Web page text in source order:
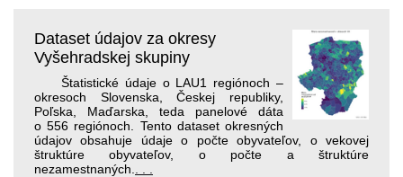
Dataset údajov za okresy
Vyšehradskej skupiny
Štatistické údaje o LAU1 regiónoch –
okresoch Slovenska, Českej republiky,
Poľska, Maďarska, teda panelové dáta
o 556 regiónoch. Tento dataset okresných
údajov obsahuje údaje o počte obyvateľov, o vekovej
štruktúre obyvateľov, o počte a štruktúre
nezamestnaných.